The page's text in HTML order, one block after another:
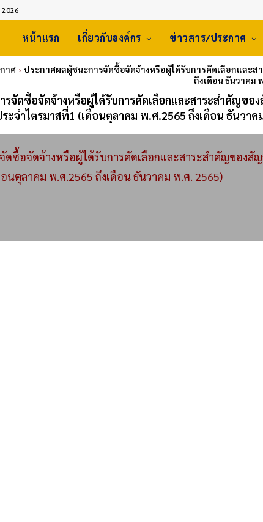
หน้าแรก เกี่ยวกับองค์กร ข่าวสาร/ประกาศ
าศ
ประกาศผลผู้ชนะการจัดซื้อจัดจ้างหรือผู้ได้รับการคัดเลือกและ
ถึงเดือน ธันวาคม
รจัดซื้อจัดจ้างหรือผู้ได้รับการคัดเลือกและสาระสำคัญข
ะจำไตรมาสที่1 (เดือนตุลาคม พ.ศ.2565 ถึงเดือน ธันวาค
ดซื้อจัดจ้างหรือผู้ได้รับการคัดเลือกและสาระสำคัญของ
นตุลาคม พ.ศ.2565 ถึงเดือน ธันวาคม พ.ศ. 2565)